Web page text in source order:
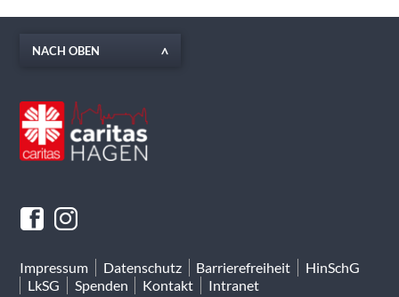
NACH OBEN
Impressum Datenschutz Barrierefreiheit
HinSchG
LkSG
Spenden Kontakt Intranet